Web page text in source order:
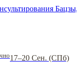
17–20 Сен. (СПб)